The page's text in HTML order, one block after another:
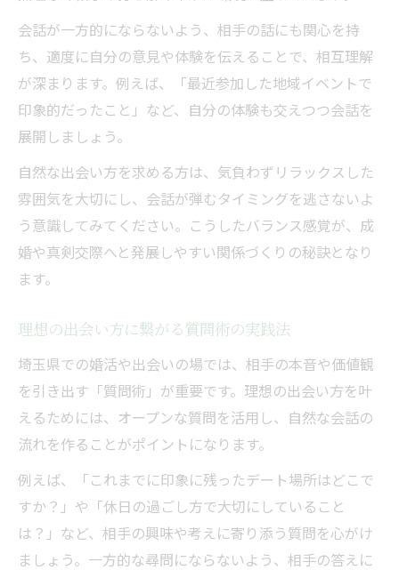
会話が一方的にならないよう、相手の話にも関心を持
ち、適度に自分の意見や体験を伝えることで、相互理解
が深まります。例えば、「最近参加した地域イベントで
印象的だったこと」など、自分の体験も交えつつ会話を
展開しましょう。
自然な出会い方を求める方は、気負わずリラックスした
雰囲気を大切にし、会話が弾むタイミングを逃さないよ
う意識してみてください。こうしたバランス感覚が、成
婚や真剣交際へと発展しやすい関係づくりの秘訣となり
ます。
理想の出会い方に繋がる質問術の実践法
埼玉県での婚活や出会いの場では、相手の本音や価値観
を引き出す「質問術」が重要です。理想の出会い方を叶
えるためには、オープンな質問を活用し、自然な会話の
流れを作ることがポイントになります。
例えば、「これまでに印象に残ったデート場所はどこで
すか？」や「休日の過ごし方で大切にしていること
は？」など、相手の興味や考えに寄り添う質問を心がけ
ましょう。一方的な尋問にならないよう、相手の答えに